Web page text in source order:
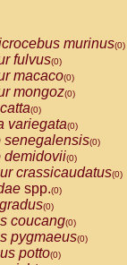
(0)
(0)
(0)
(0)
(0)
(0)
(0)
(0)
(0)
(0)
(0)
(0)
cana
calvus
murinus(0)
fulvus(0)
macaco(0)
mongoz(0)
(0)
variegata(0)
senegalensis(0)
demidovii(0)
crassicaudatus(0)
spp.(0)
(0)
coucang(0)
pygmaeus(0)
potto(0)